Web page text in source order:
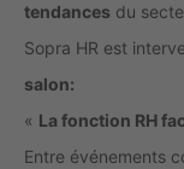
tendances du
Sopra HR est
salon:
« La fonction RH
Entre événements